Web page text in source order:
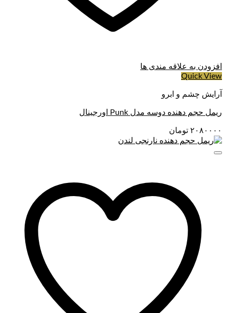
افزودن به علاقه مندی ها
Quick View
آرایش چشم و ابرو
ریمل حجم دهنده دوسه مدل Punk اورجینال
۲۰۸۰۰۰۰ تومان